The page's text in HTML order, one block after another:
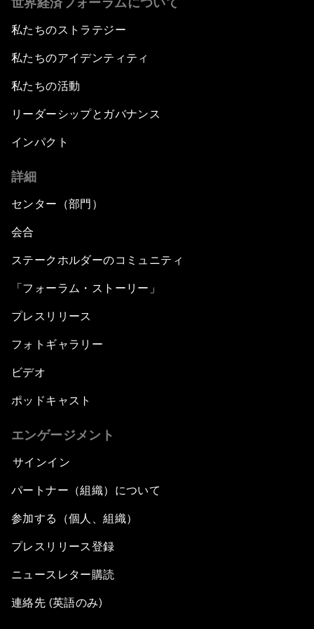
私たちのストラテジー
私たちのアイデンティティ
私たちの活動
リーダーシップとガバナンス
インパクト
詳細
センター（部門）
会合
ステークホルダーのコミュニティ
「フォーラム・ストーリー」
プレスリリース
フォトギャラリー
ビデオ
ポッドキャスト
エンゲージメント
サインイン
パートナー（組織）について
参加する（個人、組織）
プレスリリース登録
ニュースレター購読
連絡先 (英語のみ)